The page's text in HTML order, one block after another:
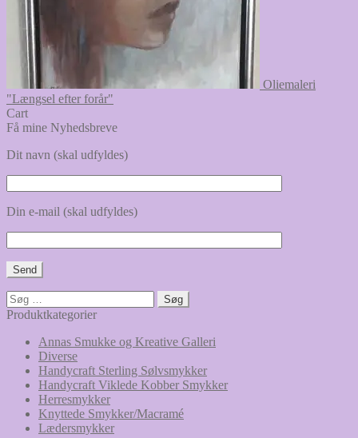
Oliemaleri
"Længsel efter forår"
Cart
Få mine Nyhedsbreve
Dit navn (skal udfyldes)
Din e-mail (skal udfyldes)
Søg
efter:
Produktkategorier
Annas Smukke og Kreative Galleri
Diverse
Handycraft Sterling Sølvsmykker
Handycraft Viklede Kobber Smykker
Herresmykker
Knyttede Smykker/Macramé
Lædersmykker